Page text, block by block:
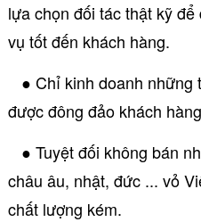
lựa chọn đối tác thật kỹ
vụ tốt đến khách hàng.
● Chỉ kinh doanh những
được đông đảo khách
● Tuyệt đối không bán
châu âu, nhật, đức ... vỏ
chất lượng kém.